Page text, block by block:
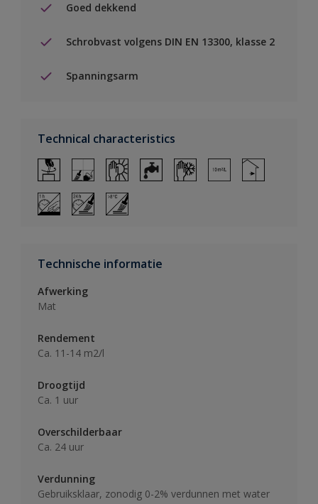
Goed dekkend
Schrobvast volgens DIN EN 13300, klasse 2
Spanningsarm
Technical characteristics
Technische informatie
Afwerking
Mat
Rendement
Ca. 11-14 m2/l
Droogtijd
Ca. 1 uur
Overschilderbaar
Ca. 24 uur
Verdunning
Gebruiksklaar, zonodig 0-2% verdunnen met water